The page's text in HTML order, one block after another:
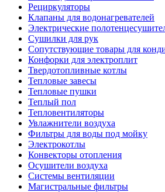
Рециркуляторы
Клапаны для водонагревателей
Электрические
Сушилки для рук
Сопутствующие товары для
Конфорки для электроплит
Твердотопливные котлы
Тепловые завесы
Тепловые пушки
Теплый пол
Тепловентиляторы
Увлажнители воздуха
Фильтры для воды под мойку
Электрокотлы
Конвекторы отопления
Осушители воздуха
Системы вентиляции
Магистральные фильтры